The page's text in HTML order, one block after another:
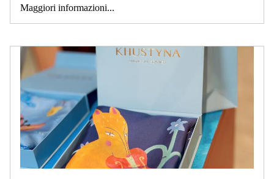
Maggiori informazioni...